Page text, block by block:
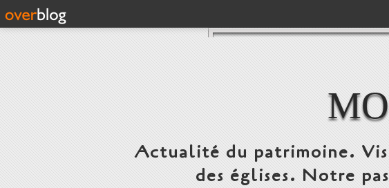
Actualité du patrimoine.
des églises. Notre